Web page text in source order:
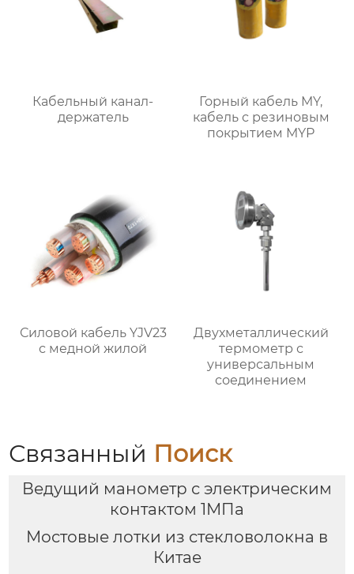
Кабельный канал-
держатель
Горный кабель MY,
кабель с резиновым
покрытием MYP
Силовой кабель YJV23
с медной жилой
Двухметаллический
термометр с
универсальным
соединением
Связанный Поиск
Ведущий манометр с электрическим
контактом 1МПа
Мостовые лотки из стекловолокна в
Китае